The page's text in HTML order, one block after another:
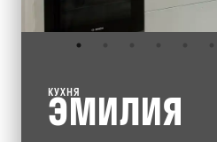
КУХНЯ
ЭМИЛИЯ